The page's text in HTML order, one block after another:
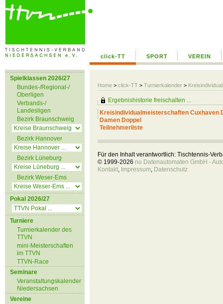
click-TT SPORT VEREIN
Home > click-TT > Turnierkalender >
Spielklassen 2026/27
Bundes-/Regional-/
Oberligen
Verbands-/
Landesligen
Bezirk Braunschweig
Bezirk Hannover
Bezirk Lüneburg
Bezirk Weser-Ems
Pokal 2026/27
Turniere
Turnierkalender des
TTVN
mini-Meisterschaften
im TTVN
TTVN-Race
Seminare
Veranstaltungskalender
Niedersachsen
Vereine
Ergebnishistorie freischalten ...
Kreisindividualmeisterschaften Cuxhaven
Damen Doppel
Teilnehmerliste
Für den Inhalt verantwortlich: Tischtennis-
© 1999-2026 nu Datenautomaten GmbH -
Kontakt, Impressum, Datenschutz